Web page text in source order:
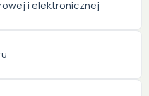
i elektronicznej